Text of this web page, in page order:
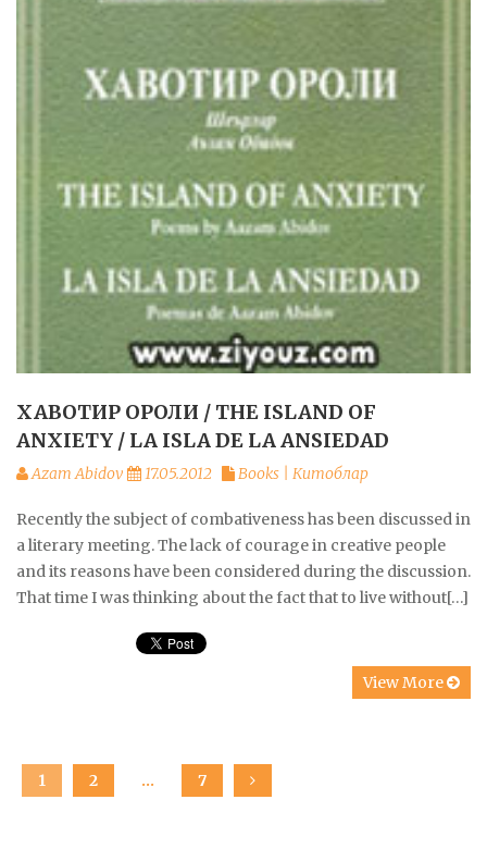
ХАВОТИР ОРОЛИ / THE ISLAND OF
ANXIETY / LA ISLA DE LA ANSIEDAD
Azam Abidov 17.05.2012 Books | Китоблар
Recently the subject of combativeness has been discussed in
a literary meeting. The lack of courage in creative people
and its reasons have been considered during the discussion.
That time I was thinking about the fact that to live without[…]
View More
Posts
PAGE
1 PAGE
2 … PAGE
7